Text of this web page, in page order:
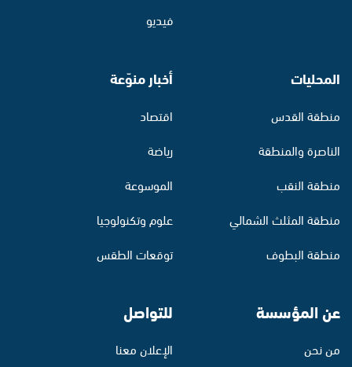
فيديو
المحليات
منطقة القدس
الناصرة والمنطقة
منطقة النقب
منطقة المثلث الشمالي
منطقة البطوف
أخبار منوّعة
اقتصاد
رياضة
الموسوعة
علوم وتكنولوجيا
توقعات الطقس
عن المؤسسة
من نحن
للتواصل
الإعلان معنا